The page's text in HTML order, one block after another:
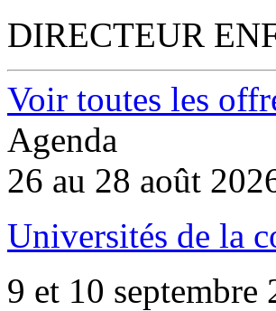
DIRECTEUR
Voir toutes les
Agenda
26 au 28 août
Universités de la
9 et 10 septembre